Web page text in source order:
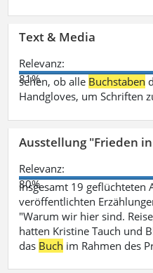
Text & Media
Relevanz:
81%
sehen, ob alle Buchstaben
Handgloves, um Schriften
Ausstellung "Frieden
Relevanz:
80%
insgesamt 19 geflüchteten
veröffentlichten
"Warum wir hier sind.
hatten Kristine Tauch und
das Buch im Rahmen des